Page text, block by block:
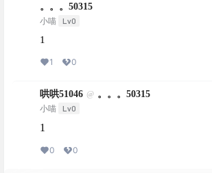
。。。50315
小喵 Lv0
1
1 0
哄哄51046 @ 。。。50315
小喵 Lv0
1
0 0